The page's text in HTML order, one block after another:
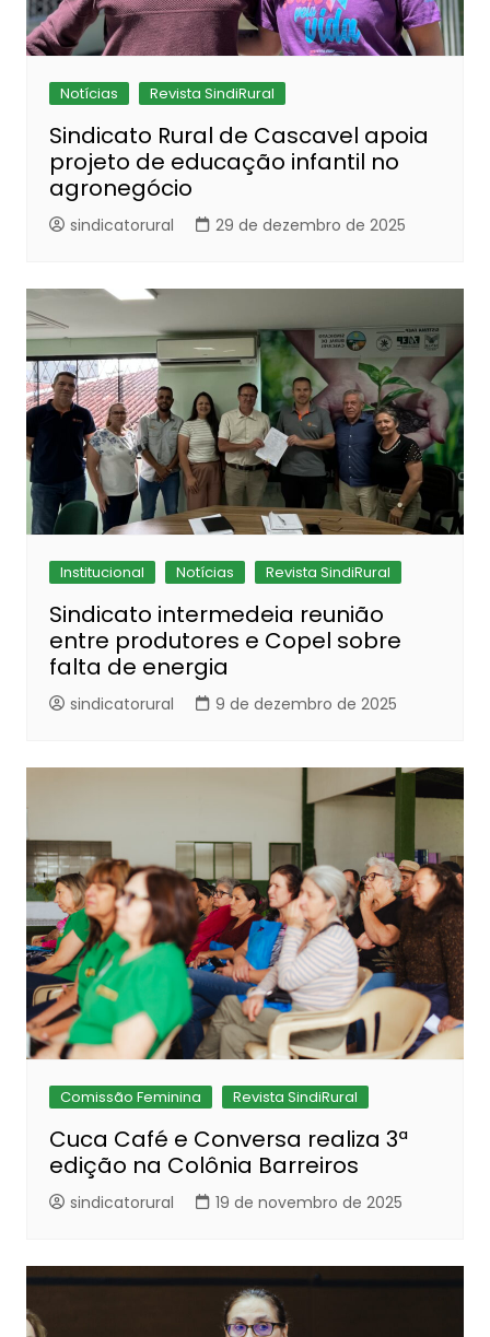
Notícias Revista SindiRural
Sindicato Rural de Cascavel apoia
projeto de educação infantil no
agronegócio
sindicatorural 29 de dezembro de 2025
Institucional Notícias Revista SindiRural
Sindicato intermedeia reunião
entre produtores e Copel sobre
falta de energia
sindicatorural 9 de dezembro de 2025
Comissão Feminina Revista SindiRural
Cuca Café e Conversa realiza 3ª
edição na Colônia Barreiros
sindicatorural 19 de novembro de 2025